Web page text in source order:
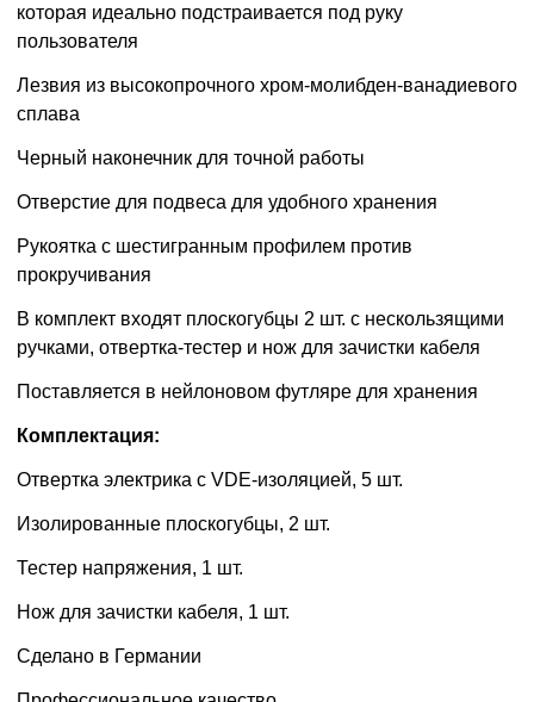
которая идеально подстраивается под руку
пользователя
Лезвия из высокопрочного хром-молибден-ванадиевого
сплава
Черный наконечник для точной работы
Отверстие для подвеса для удобного хранения
Рукоятка с шестигранным профилем против
прокручивания
В комплект входят плоскогубцы 2 шт. с нескользящими
ручками, отвертка-тестер и нож для зачистки кабеля
Поставляется в нейлоновом футляре для хранения
Комплектация:
Отвертка электрика с VDE-изоляцией, 5 шт.
Изолированные плоскогубцы, 2 шт.
Тестер напряжения, 1 шт.
Нож для зачистки кабеля, 1 шт.
Сделано в Германии